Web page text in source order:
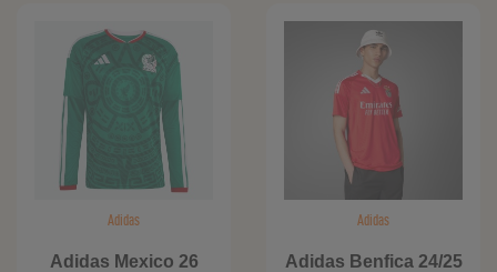
Adidas
Adidas Mexico 26
Adidas
Adidas Benfica 24/25